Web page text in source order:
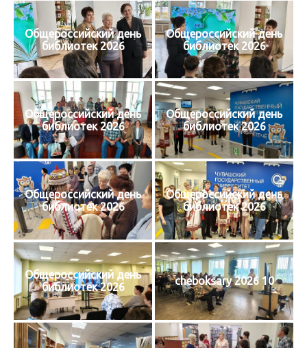
Общероссийский день
библиотек 2026
Общероссийский день
библиотек 2026
Общероссийский день
библиотек 2026
Общероссийский день
библиотек 2026
Общероссийский день
библиотек 2026
Общероссийский день
библиотек 2026
Общероссийский день
библиотек 2026
cheboksary 2026 10